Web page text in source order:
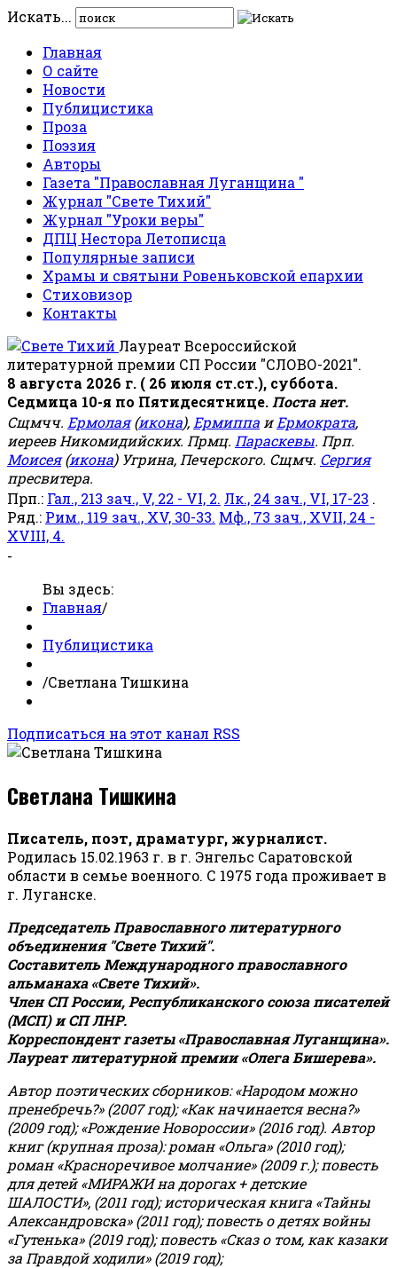
Искать...
Главная
О сайте
Новости
Публицистика
Проза
Поэзия
Авторы
Газета "Православная Луганщина "
Журнал "Свете Тихий"
Журнал "Уроки веры"
ДПЦ Нестора Летописца
Популярные записи
Храмы и святыни Ровеньковской епархии
Стиховизор
Контакты
Лауреат Всероссийской
литературной премии СП России "СЛОВО-2021".
8 августа 2026 г. ( 26 июля ст.ст.), суббота.
Седмица 10-я по Пятидесятнице. Поста нет.
Сщмчч. Ермолая(икона), Ермиппа иЕрмократа,
иереев Никомидийских. Прмц. Параскевы. Прп.
Моисея(икона) Угрина, Печерского. Сщмч. Сергия
пресвитера.
Прп.: Гал., 213 зач., V, 22 - VI, 2. Лк., 24 зач., VI, 17-23 .
Ряд.: Рим., 119 зач., XV, 30-33. Мф., 73 зач., XVII, 24 -
XVIII, 4.
-
Вы здесь:
Главная/
Публицистика
/Светлана Тишкина
Подписаться на этот канал RSS
Светлана Тишкина
Писатель, поэт, драматург, журналист.
Родилась 15.02.1963 г. в г. Энгельс Саратовской
области в семье военного. С 1975 года проживает в
г. Луганске.
Председатель Православного литературного
объединения "Свете Тихий".
Составитель Международного православного
альманаха «Свете Тихий».
Член СП России, Республиканского союза писателей
(МСП) и СП ЛНР.
Корреспондент газеты «Православная Луганщина».
Лауреат литературной премии «Олега Бишерева».
Автор поэтических сборников: «Народом можно
пренебречь?» (2007 год); «Как начинается весна?»
(2009 год); «Рождение Новороссии» (2016 год). Автор
книг (крупная проза): роман «Ольга» (2010 год);
роман «Красноречивое молчание» (2009 г.); повесть
для детей «МИРАЖИ на дорогах + детские
ШАЛОСТИ», (2011 год); историческая книга «Тайны
Александровска» (2011 год); повесть о детях войны
«Гутенька» (2019 год); повесть «Сказ о том, как казаки
за Правдой ходили» (2019 год);